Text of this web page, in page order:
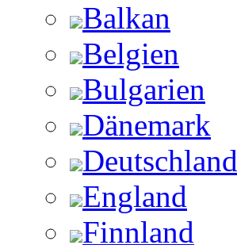
Balkan
Belgien
Bulgarien
Dänemark
Deutschland
England
Finnland